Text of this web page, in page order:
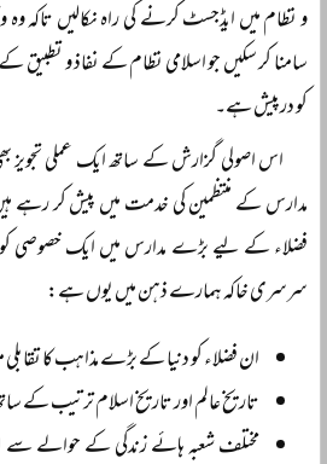
و نظام میں ایڈجسٹ کرنے کی راہ نکالیں تاکہ
سامنا کر سکیں جو اسلامی نظام کے نفاذ و
کو درپیش ہے۔
اس اصولی گزارش کے ساتھ ایک عملی تجویز
مدارس کے منتظمین کی خدمت میں پیش کر
فضلاء کے لیے بڑے مدارس میں ایک خصوصی
سرسری خاکہ ہمارے ذہن میں یوں ہے:
ان فضلاء کو دنیا کے بڑے مذاہب کا تقابلی
تاریخ عالم اور تاریخ اسلام ترتیب کے
مختلف شعبہ ہائے زندگی کے حوالے سے